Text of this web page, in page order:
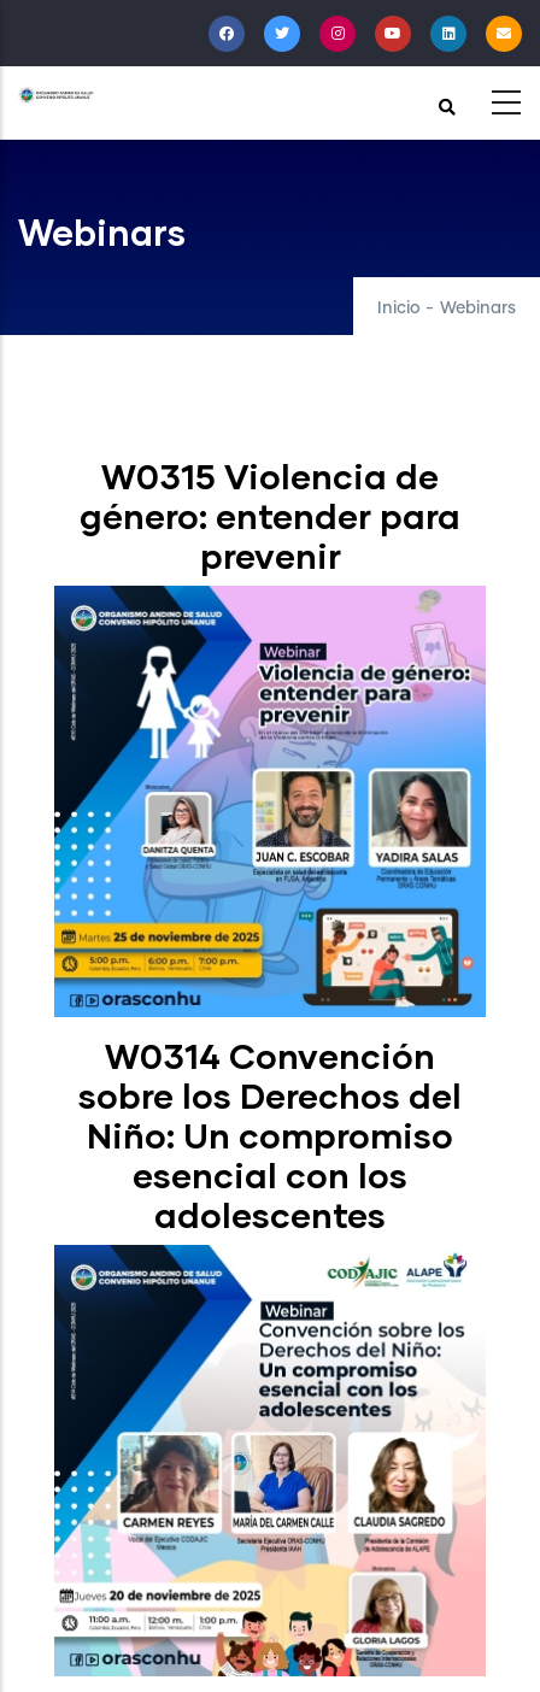
al
contenido
principal
Webinars
Inicio - Webinars
W0315 Violencia de
género: entender para
prevenir
W0314 Convención
sobre los Derechos del
Niño: Un compromiso
esencial con los
adolescentes